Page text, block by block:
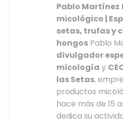
Pablo Martínez
micológico |
setas, trufas y
hongos Pablo
divulgador
micología y
las Setas,
productos
hace más de 15
dedica su